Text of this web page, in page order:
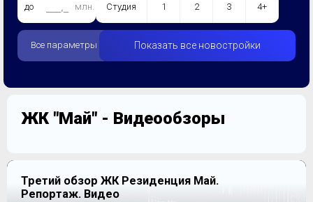
до млн. Студия 1 2 3 4+
Все параметры Показать все новостройки
ЖК "Май" - Видеообзоры
Третий обзор ЖК Резиденция Май.
Репортаж. Видео